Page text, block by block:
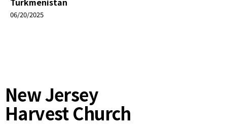
06/20/2025
New Jersey
Harvest Church